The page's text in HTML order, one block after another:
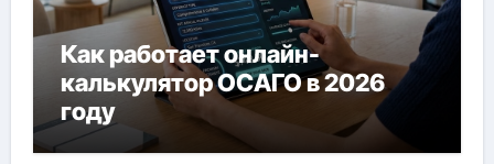
Как работает онлайн-
калькулятор ОСАГО в 2026
году